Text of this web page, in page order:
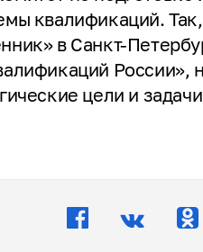
квалификаций.
в Санкт-
России»,
цели и